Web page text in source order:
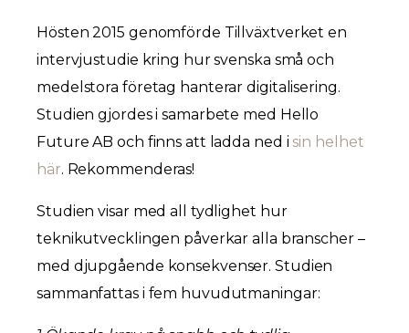
Hösten 2015 genomförde Tillväxtverket en
intervjustudie kring hur svenska små och
medelstora företag hanterar digitalisering.
Studien gjordes i samarbete med Hello
Future AB och finns att ladda ned isin helhet
här. Rekommenderas!
Studien visar med all tydlighet hur
teknikutvecklingen påverkar alla branscher –
med djupgående konsekvenser. Studien
sammanfattas i fem huvudutmaningar: